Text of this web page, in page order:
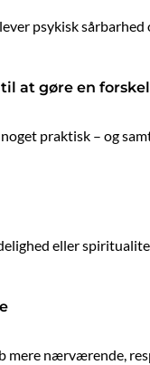
psykisk
at gøre en forskel
praktisk – og
eller
mere nærværende,